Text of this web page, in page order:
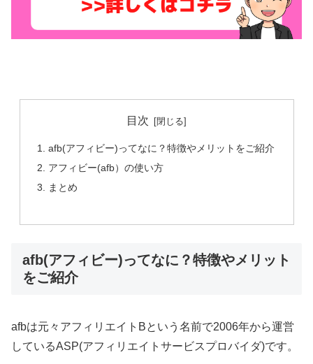
目次
afb(アフィビー)ってなに？特徴やメリットをご紹介
アフィビー(afb）の使い方
まとめ
afb(アフィビー)ってなに？特徴やメリット
をご紹介
afbは元々アフィリエイトBという名前で2006年から運営
しているASP(アフィリエイトサービスプロバイダ)です。